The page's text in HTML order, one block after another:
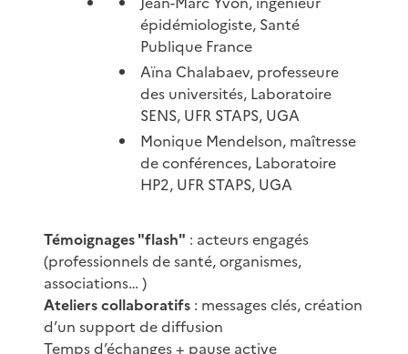
épidémiologiste, Santé
Publique France
Aïna Chalabaev, professeure
des universités, Laboratoire
SENS, UFR STAPS, UGA
Monique Mendelson, maîtresse
de conférences, Laboratoire
HP2, UFR STAPS, UGA
Témoignages "flash" : acteurs engagés
(professionnels de santé, organismes,
associations… )
Ateliers collaboratifs : messages clés, création
d’un support de diffusion
Temps d’échanges + pause active